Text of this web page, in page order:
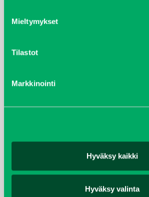
Mieltymykset
Tilastot
Markkinointi
Hyväksy kaikki
Hyväksy valinta
joulukuu 2019
huhtikuu 2019